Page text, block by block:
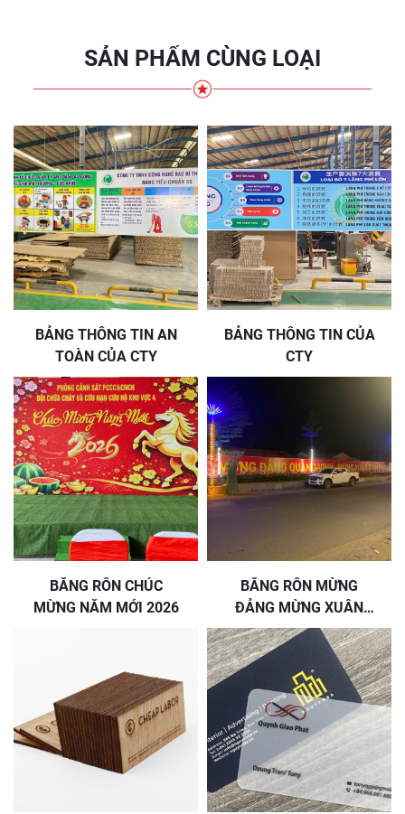
SẢN PHẨM CÙNG LOẠI
BẢNG THÔNG TIN AN
TOÀN CỦA CTY
BẢNG THÔNG TIN CỦA
CTY
BĂNG RÔN CHÚC
MỪNG NĂM MỚI 2026
BĂNG RÔN MỪNG
ĐẢNG MỪNG XUÂN
BÍNH NGỌ